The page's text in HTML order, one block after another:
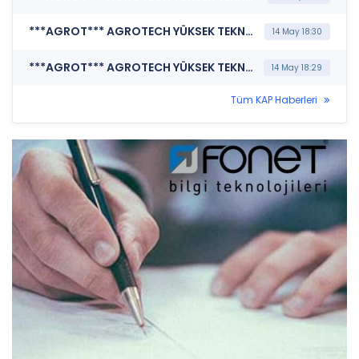
***AGROT*** AGROTECH YÜKSEK TEKNOLOJİ VE YATIRIM A.Ş. (Genel Kurul İşlemlerine İlişkin Bildirim) 14 May 18:30
***AGROT*** AGROTECH YÜKSEK TEKNOLOJİ VE YATIRIM A.Ş. (Şirket Genel Bilgi Formu) 14 May 18:29
Tüm KAP Haberleri